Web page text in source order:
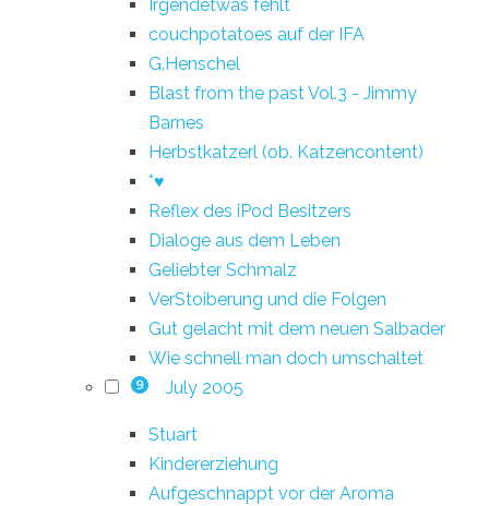
Irgendetwas fehlt
couchpotatoes auf der IFA
G.Henschel
Blast from the past Vol.3 - Jimmy
Barnes
Herbstkatzerl (ob. Katzencontent)
*♥
Reflex des iPod Besitzers
Dialoge aus dem Leben
Geliebter Schmalz
VerStoiberung und die Folgen
Gut gelacht mit dem neuen Salbader
Wie schnell man doch umschaltet
9 July 2005
Stuart
Kindererziehung
Aufgeschnappt vor der Aroma